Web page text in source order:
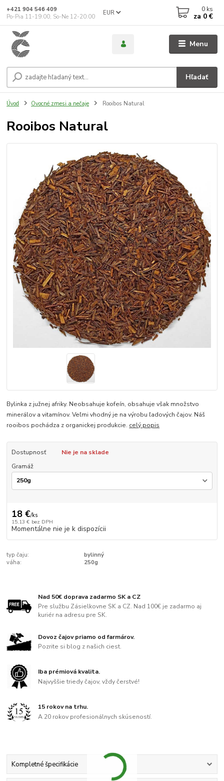
Menu
EUR
Hľadať
+421 904 546 409
Po-Pia 11-19:00, So-Ne 12-20:00
0 ks
za 0 €
Úvod Ovocné zmesi a nečaje Rooibos Natural
Rooibos Natural
Bylinka z južnej afriky. Neobsahuje kofeín, obsahuje však množstvo
minerálov a vitamínov. Veľmi vhodný je na výrobu ľadových čajov. Náš
rooibos pochádza z organickej produkcie. celý popis
Dostupnosť
Nie je na sklade
Gramáž
18 €/ks
15,13 € bez DPH
Momentálne nie je k dispozícii
typ čaju:
bylinný
váha:
250g
Nad 50€ doprava zadarmo SK a CZ
Pre službu Zásielkovne SK a CZ. Nad 100€ je zadarmo aj
kuriér na adresu pre SK.
Dovoz čajov priamo od farmárov.
Pozrite si blog z našich ciest.
Iba prémiová kvalita.
Najvyššie triedy čajov, vždy čerstvé!
15 rokov na trhu.
A 20 rokov profesionálnych skúseností.
Kompletné špecifikácie